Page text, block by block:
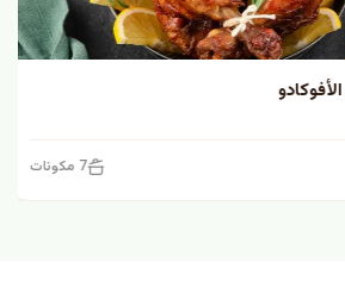
7 مكونات